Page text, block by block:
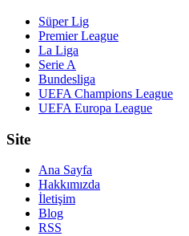
Süper Lig
Premier League
La Liga
Serie A
Bundesliga
UEFA Champions League
UEFA Europa League
Site
Ana Sayfa
Hakkımızda
İletişim
Blog
RSS